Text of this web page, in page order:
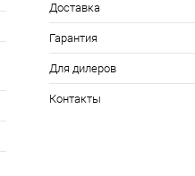
Доставка
Гарантия
Для дилеров
Контакты